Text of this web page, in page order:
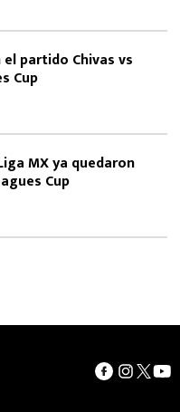
partido Chivas vs
Cup
MX ya quedaron
Cup